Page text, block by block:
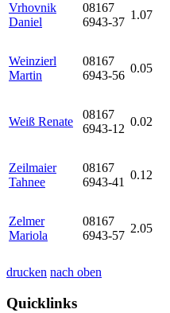
Vrhovnik
Daniel
08167
6943-37
1.07
Weinzierl
Martin
08167
6943-56
0.05
Weiß Renate
08167
6943-12
0.02
Zeilmaier
Tahnee
08167
6943-41
0.12
Zelmer
Mariola
08167
6943-57
2.05
drucken nach oben
Quicklinks